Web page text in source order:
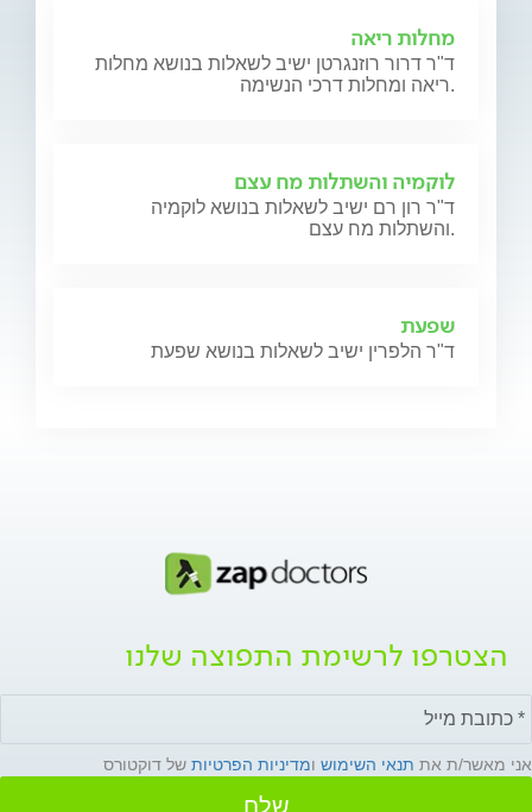
מחלות ריאה
ד"ר דרור רוזנגרטן ישיב לשאלות בנושא מחלות
ריאה ומחלות דרכי הנשימה.
לוקמיה והשתלות מח עצם
ד"ר רון רם ישיב לשאלות בנושא לוקמיה
והשתלות מח עצם.
שפעת
ד"ר הלפרין ישיב לשאלות בנושא שפעת
הצטרפו לרשימת התפוצה שלנו
אני מאשר/ת את תנאי השימוש ומדיניות הפרטיות של דוקטורס
שלח